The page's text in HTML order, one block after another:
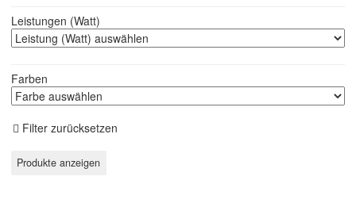
Leistungen (Watt)
Farben
Filter zurücksetzen